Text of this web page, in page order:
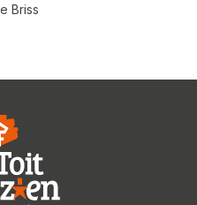
Briss